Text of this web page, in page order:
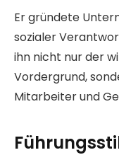
Er gründete
sozialer
ihn nicht nur der
Vordergrund,
Mitarbeiter und